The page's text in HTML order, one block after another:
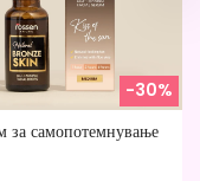
-30%
за самопотемнување